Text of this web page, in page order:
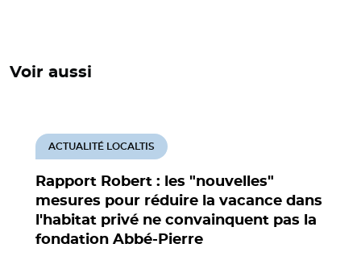
Voir aussi
Rapport Robert : les "nouvelles"
mesures pour réduire la vacance dans
l'habitat privé ne convainquent pas la
fondation Abbé-Pierre
ACTUALITÉ LOCALTIS